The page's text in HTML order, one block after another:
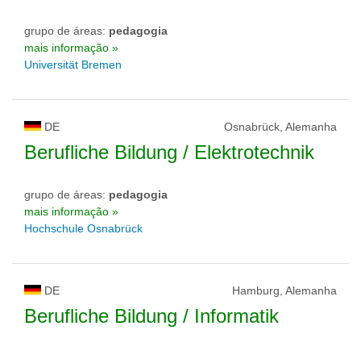
grupo de áreas: pedagogia
mais informação »
Universität Bremen
DE Osnabrück, Alemanha
Berufliche Bildung / Elektrotechnik
grupo de áreas: pedagogia
mais informação »
Hochschule Osnabrück
DE Hamburg, Alemanha
Berufliche Bildung / Informatik